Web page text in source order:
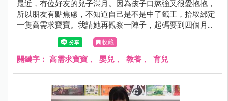
最近，有位好友的兒子滿月。因為孩子口慾強又很愛抱抱，
所以朋友有點焦慮，不知道自己是不是中了籤王，拾取綁定
一隻高需求寶寶。我請她再觀察一陣子，起碼要到四個月大
後才能判定，因為寶寶的個性在四~六個月大的時候才會更
明顯。我也是一直堅持到艷寶四個月大，才願意接受豔寶是
高需求寶寶，進而轉變所有的照顧模式。
收藏
關鍵字： 高需求寶寶 、 嬰兒 、 教養 、 育兒